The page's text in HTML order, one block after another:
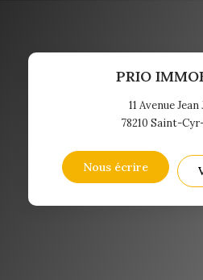
PRIO
11 Avenue Jean
78210 Saint-
Nous écrire